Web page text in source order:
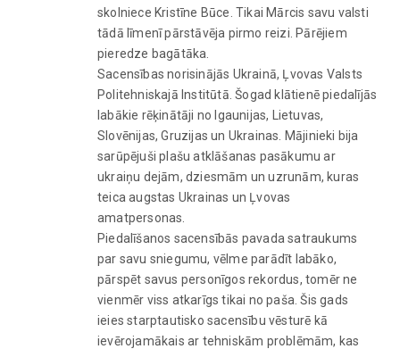
skolniece Kristīne Būce. Tikai Mārcis savu valsti
tādā līmenī pārstāvēja pirmo reizi. Pārējiem
pieredze bagātāka.
Sacensības norisinājās Ukrainā, Ļvovas Valsts
Politehniskajā Institūtā. Šogad klātienē piedalījās
labākie rēķinātāji no Igaunijas, Lietuvas,
Slovēnijas, Gruzijas un Ukrainas. Mājinieki bija
sarūpējuši plašu atklāšanas pasākumu ar
ukraiņu dejām, dziesmām un uzrunām, kuras
teica augstas Ukrainas un Ļvovas
amatpersonas.
Piedalīšanos sacensībās pavada satraukums
par savu sniegumu, vēlme parādīt labāko,
pārspēt savus personīgos rekordus, tomēr ne
vienmēr viss atkarīgs tikai no paša. Šis gads
ieies starptautisko sacensību vēsturē kā
ievērojamākais ar tehniskām problēmām, kas